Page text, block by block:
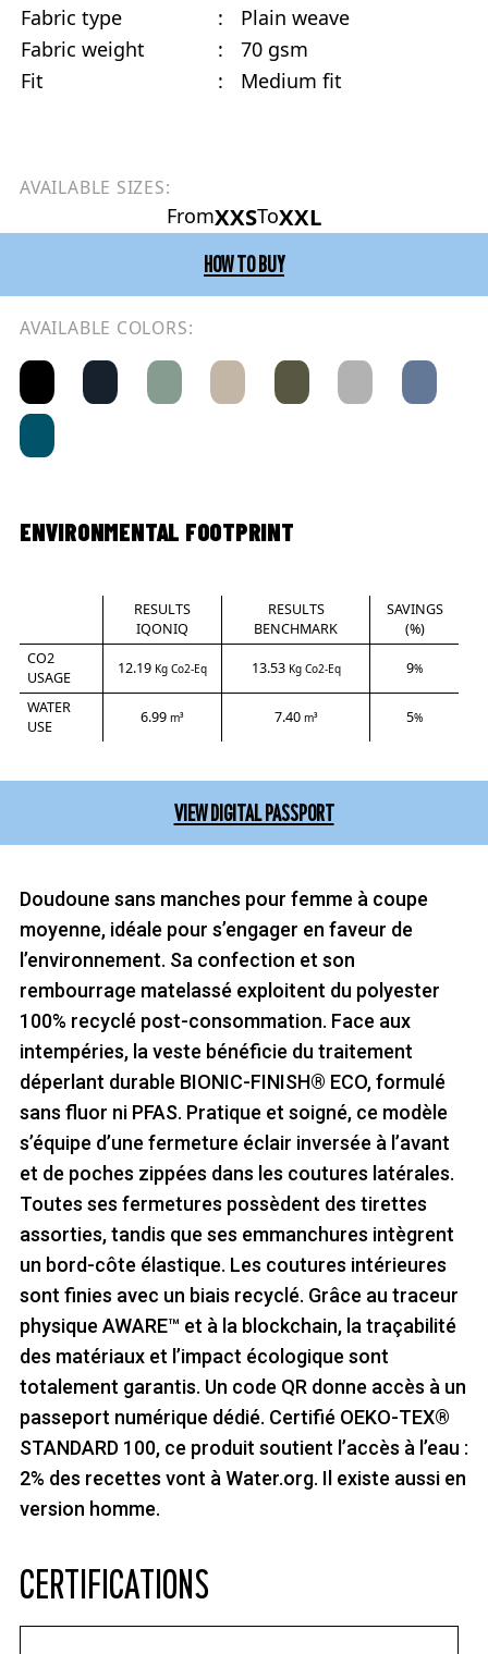
Fabric type
:
Plain weave
Fabric weight
:
70 gsm
Fit
: Medium fit
AVAILABLE SIZES:
FromXXSToXXL
HOW TO BUY
AVAILABLE COLORS:
ENVIRONMENTAL FOOTPRINT
RESULTS
IQONIQ
RESULTS
BENCHMARK
SAVINGS
(%)
CO2
USAGE
12.19 Kg Co2-Eq 13.53 Kg Co2-Eq 9%
WATER
USE
6.99 m³ 7.40 m³ 5%
VIEW DIGITAL PASSPORT
Doudoune sans manches pour femme à coupe
moyenne, idéale pour s’engager en faveur de
l’environnement. Sa confection et son
rembourrage matelassé exploitent du polyester
100% recyclé post-consommation. Face aux
intempéries, la veste bénéficie du traitement
déperlant durable BIONIC-FINISH® ECO, formulé
sans fluor ni PFAS. Pratique et soigné, ce modèle
s’équipe d’une fermeture éclair inversée à l’avant
et de poches zippées dans les coutures latérales.
Toutes ses fermetures possèdent des tirettes
assorties, tandis que ses emmanchures intègrent
un bord-côte élastique. Les coutures intérieures
sont finies avec un biais recyclé. Grâce au traceur
physique AWARE™ et à la blockchain, la traçabilité
des matériaux et l’impact écologique sont
totalement garantis. Un code QR donne accès à un
passeport numérique dédié. Certifié OEKO-TEX®
STANDARD 100, ce produit soutient l’accès à l’eau :
2% des recettes vont à Water.org. Il existe aussi en
version homme.
CERTIFICATIONS